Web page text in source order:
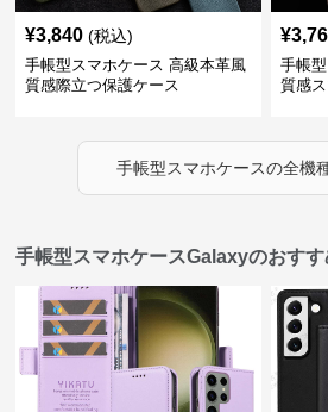
¥3,840 (税込)
手帳型スマホケース 高級本革風
質感際立つ保護ケース
¥
手帳
質感
手帳型スマホケースの全機
手帳型スマホケースGalaxyのおす